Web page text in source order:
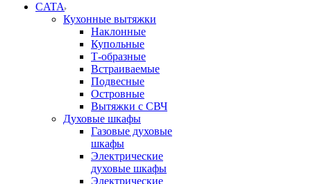
CATA
Кухонные вытяжки
Наклонные
Купольные
Т-образные
Встраиваемые
Подвесные
Островные
Вытяжки с СВЧ
Духовые шкафы
Газовые духовые
шкафы
Электрические
духовые шкафы
Электрические